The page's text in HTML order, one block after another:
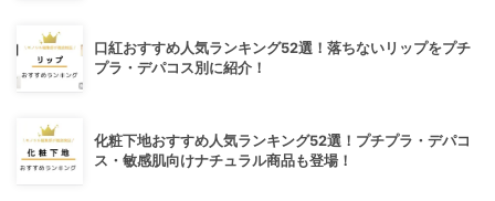
口紅おすすめ人気ランキング52選！落ちないリップをプチ
プラ・デパコス別に紹介！
化粧下地おすすめ人気ランキング52選！プチプラ・デパコ
ス・敏感肌向けナチュラル商品も登場！